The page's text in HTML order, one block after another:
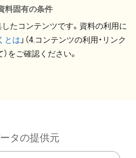
料固有の条件
たコンテンツです。資料の利用に
とは 」（4.コンテンツの利用・リンク
をご確認ください。
タの提供元